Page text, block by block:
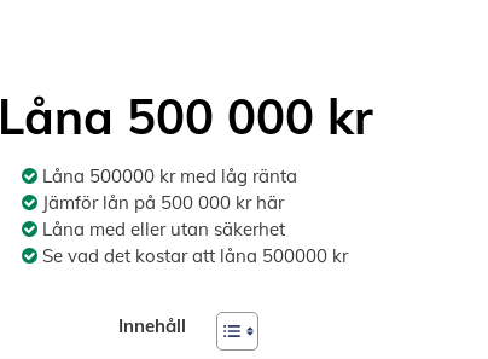
Låna 500 000 kr
Låna 500000 kr med låg ränta
Jämför lån på 500 000 kr här
Låna med eller utan säkerhet
Se vad det kostar att låna 500000 kr
Innehåll